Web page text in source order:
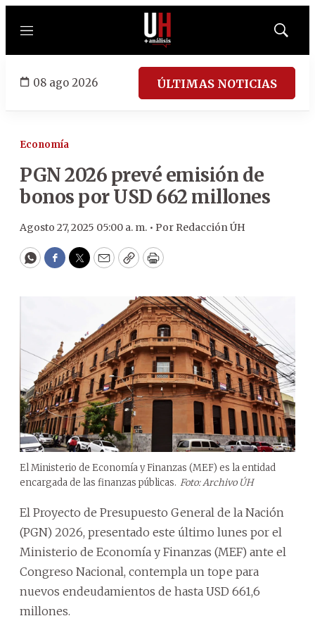
Menú
Mostrar
08 ago 2026 ÚLTIMAS NOTICIAS
Economía
PGN 2026 prevé emisión de
bonos por USD 662 millones
Agosto 27, 2025 05:00 a. m. • Por Redacción ÚH
WhatsApp
Facebook
Twitter
EmailCopyPrint
El Ministerio de Economía y Finanzas (MEF) es la entidad
encargada de las finanzas públicas. Foto: Archivo ÚH
El Proyecto de Presupuesto General de la Nación
(PGN) 2026, presentado este último lunes por el
Ministerio de Economía y Finanzas (MEF) ante el
Congreso Nacional, contempla un tope para
nuevos endeudamientos de hasta USD 661,6
millones.